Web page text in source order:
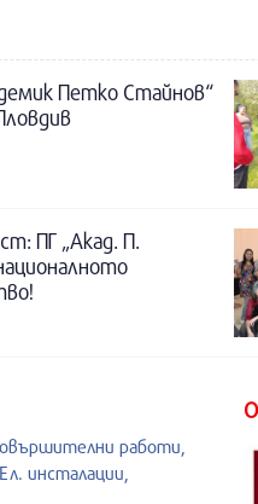
Петко Стайнов“
ПГ „Акад. П.
работи,
инсталации,